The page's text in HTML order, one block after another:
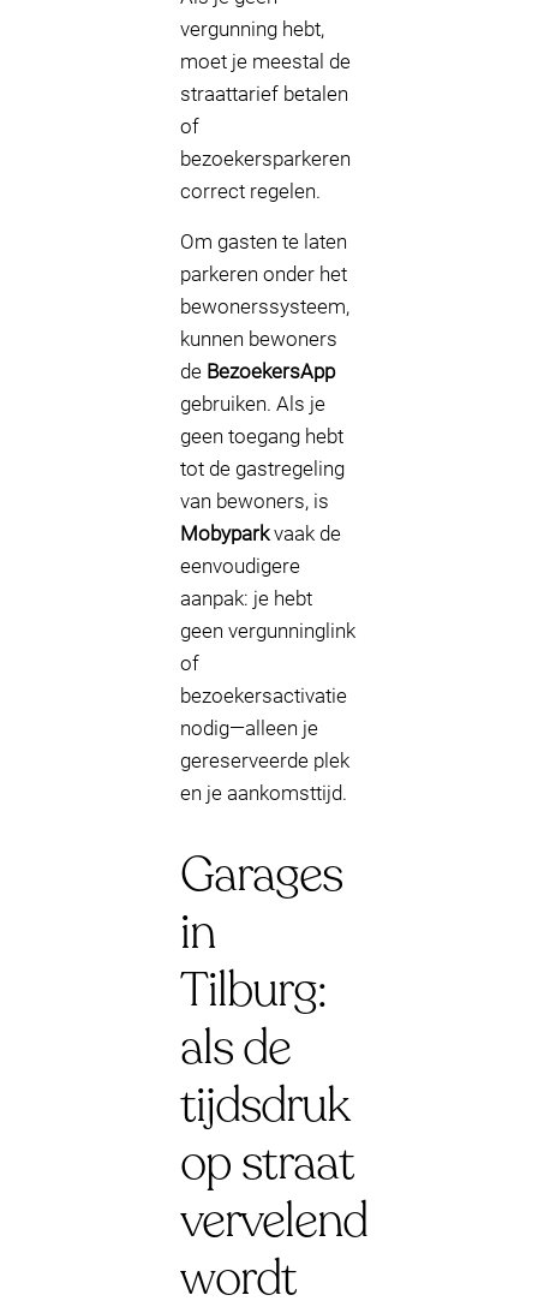
vergunning hebt,
moet je meestal de
straattarief betalen
of
bezoekersparkeren
correct regelen.
Om gasten te laten
parkeren onder het
bewonerssysteem,
kunnen bewoners
de BezoekersApp
gebruiken. Als je
geen toegang hebt
tot de gastregeling
van bewoners, is
Mobyparkvaak de
eenvoudigere
aanpak: je hebt
geen vergunninglink
of
bezoekersactivatie
nodig—alleen je
gereserveerde plek
en je aankomsttijd.
Garages
in
Tilburg:
als de
tijdsdruk
op straat
vervelend
wordt